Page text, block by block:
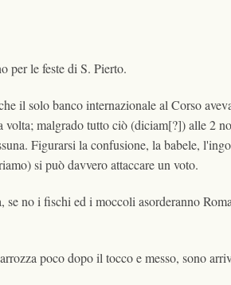
per le feste di S. Pierto.
il solo banco internazionale al Corso
volta; malgrado tutto ciò (diciam[?]) alle 2
Figurarsi la confusione, la babele,
si può davvero attaccare un voto.
no i fischi ed i moccoli asorderanno
poco dopo il tocco e messo, sono